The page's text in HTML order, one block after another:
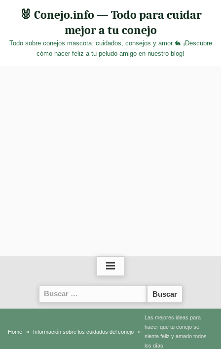
🐰 Conejo.info — Todo para cuidar
mejor a tu conejo
Todo sobre conejos mascota: cuidados, consejos y amor 🐇 ¡Descubre
cómo hacer feliz a tu peludo amigo en nuestro blog!
Buscar:
Home Información sobre los cuidados del conejo
Las mejores ideas para
hacer que tu conejo se
sienta feliz y amado todos
los días